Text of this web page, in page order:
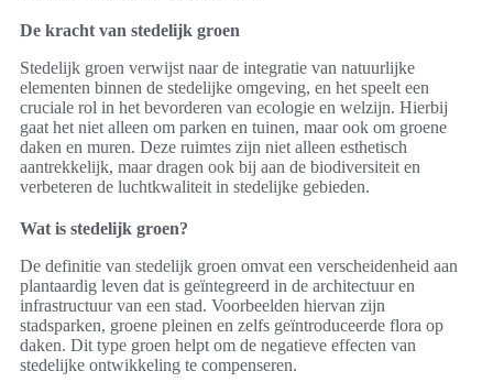
De kracht van stedelijk groen
Stedelijk groen verwijst naar de integratie van natuurlijke
elementen binnen de stedelijke omgeving, en het speelt een
cruciale rol in het bevorderen van ecologie en welzijn. Hierbij
gaat het niet alleen om parken en tuinen, maar ook om groene
daken en muren. Deze ruimtes zijn niet alleen esthetisch
aantrekkelijk, maar dragen ook bij aan de biodiversiteit en
verbeteren de luchtkwaliteit in stedelijke gebieden.
Wat is stedelijk groen?
De definitie van stedelijk groen omvat een verscheidenheid aan
plantaardig leven dat is geïntegreerd in de architectuur en
infrastructuur van een stad. Voorbeelden hiervan zijn
stadsparken, groene pleinen en zelfs geïntroduceerde flora op
daken. Dit type groen helpt om de negatieve effecten van
stedelijke ontwikkeling te compenseren.